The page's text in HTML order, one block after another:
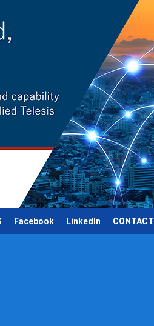
Facebook LinkedIn CONTACT